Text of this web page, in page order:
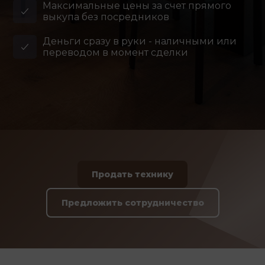
Максимальные цены за счет прямого
выкупа без посредников
Деньги сразу в руки - наличными или
переводом в момент сделки
Продать технику
Предложить сотрудничество